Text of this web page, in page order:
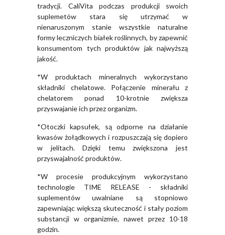
tradycji. CaliVita podczas produkcji swoich
suplemetów stara się utrzymać w
nienaruszonym stanie wszystkie naturalne
formy leczniczych białek roślinnych, by zapewnić
konsumentom tych produktów jak najwyższą
jakość.
*W produktach mineralnych wykorzystano
składniki chelatowe. Połączenie minerału z
chelatorem ponad 10-krotnie zwiększa
przyswajanie ich przez organizm.
*Otoczki kapsułek, są odporne na działanie
kwasów żołądkowych i rozpuszczają się dopiero
w jelitach. Dzięki temu zwiększona jest
przyswajalność produktów.
*W procesie produkcyjnym wykorzystano
technologie TIME RELEASE - składniki
suplementów uwalniane są stopniowo
zapewniając większą skuteczność i stały poziom
substancji w organizmie, nawet przez 10-18
godzin.